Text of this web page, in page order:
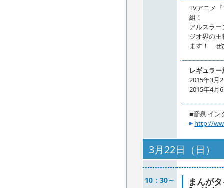
TVアニメ
組！
アルスラ
ジオ界の
ます！ ぜ
レギュラ
2015年3月
2015年4月
■音泉 イン
http://
3月22日（日）
10：30～
まんが